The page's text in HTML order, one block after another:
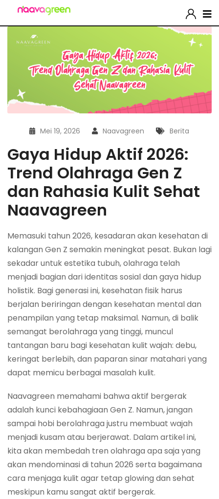
Mei 19, 2026 Naavagreen Berita
Gaya Hidup Aktif 2026:
Trend Olahraga Gen Z
dan Rahasia Kulit Sehat
Naavagreen
Memasuki tahun 2026, kesadaran akan kesehatan di
kalangan Gen Z semakin meningkat pesat. Bukan lagi
sekadar untuk estetika tubuh, olahraga telah
menjadi bagian dari identitas sosial dan gaya hidup
holistik. Bagi generasi ini, kesehatan fisik harus
berjalan beriringan dengan kesehatan mental dan
penampilan yang tetap maksimal. Namun, di balik
semangat berolahraga yang tinggi, muncul
tantangan baru bagi kesehatan kulit wajah: debu,
keringat berlebih, dan paparan sinar matahari yang
dapat memicu berbagai masalah kulit.
Naavagreen memahami bahwa aktif bergerak
adalah kunci kebahagiaan Gen Z. Namun, jangan
sampai hobi berolahraga justru membuat wajah
menjadi kusam atau berjerawat. Dalam artikel ini,
kita akan membedah tren olahraga apa saja yang
akan mendominasi di tahun 2026 serta bagaimana
cara menjaga kulit agar tetap glowing dan sehat
meskipun kamu sangat aktif bergerak.